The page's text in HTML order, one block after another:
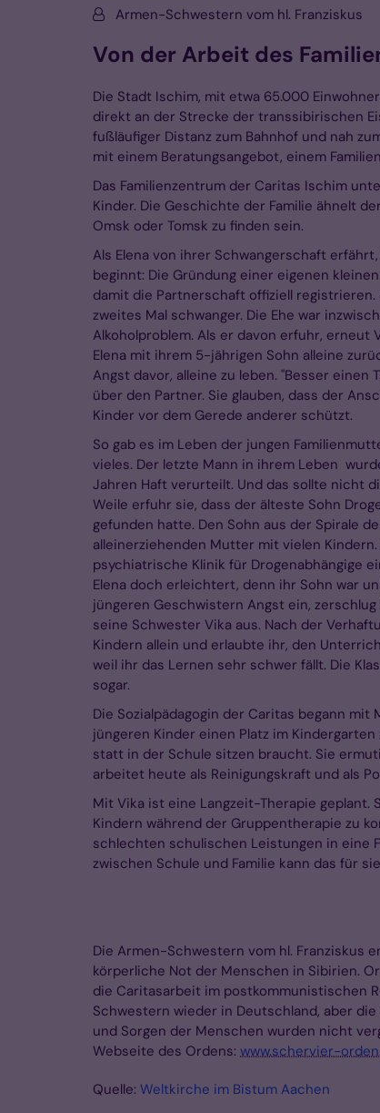
Von:Armen-Schwestern vom hl. Franziskus
Von der Arbeit des
Die Stadt Ischim, mit etwa 65.000
direkt an der Strecke der transsibirischen
fußläufiger Distanz zum Bahnhof und nah
mit einem Beratungsangebot, einem
Das Familienzentrum der Caritas Ischim
Kinder. Die Geschichte der Familie ähnelt
Omsk oder Tomsk zu finden sein.
Als Elena von ihrer Schwangerschaft
beginnt: Die Gründung einer eigenen
damit die Partnerschaft offiziell
zweites Mal schwanger. Die Ehe war
Alkoholproblem. Als er davon erfuhr, erneut
Elena mit ihrem 5-jährigen Sohn alleine
Angst davor, alleine zu leben. "Besser einen
über den Partner. Sie glauben, dass der
Kinder vor dem Gerede anderer schützt.
So gab es im Leben der jungen
vieles. Der letzte Mann in ihrem Leben
Jahren Haft verurteilt. Und das sollte nicht
Weile erfuhr sie, dass der älteste Sohn
gefunden hatte. Den Sohn aus der Spirale
alleinerziehenden Mutter mit vielen
psychiatrische Klinik für Drogenabhängige
Elena doch erleichtert, denn ihr Sohn war
jüngeren Geschwistern Angst ein,
seine Schwester Vika aus. Nach der
Kindern allein und erlaubte ihr, den
weil ihr das Lernen sehr schwer fällt. Die
sogar.
Die Sozialpädagogin der Caritas begann
jüngeren Kinder einen Platz im
statt in der Schule sitzen braucht. Sie
arbeitet heute als Reinigungskraft und als
Mit Vika ist eine Langzeit-Therapie
Kindern während der Gruppentherapie zu
schlechten schulischen Leistungen in eine
zwischen Schule und Familie kann das für
Die Armen-Schwestern vom hl. Franziskus
körperliche Not der Menschen in Sibirien.
die Caritasarbeit im postkommunistischen
Schwestern wieder in Deutschland, aber
und Sorgen der Menschen wurden nicht
Webseite des Ordens: www.schervier-
Quelle: Weltkirche im Bistum Aachen